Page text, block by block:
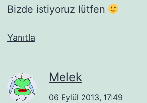
Bizde istiyoruz lütfen
Yanıtla
Melek
06 Eylül 2013, 17:49